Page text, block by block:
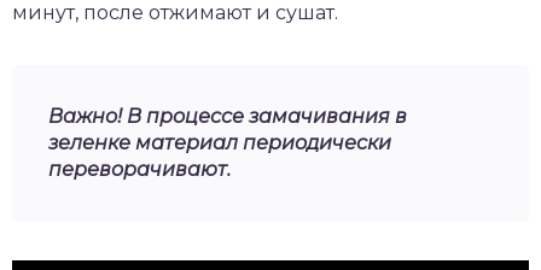
минут, после отжимают и сушат.
Важно! В процессе замачивания в
зеленке материал периодически
переворачивают.